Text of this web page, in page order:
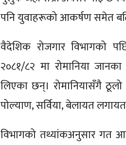
पनि युवाहरूको आकर्षण समेत
वैदेशिक रोजगार विभागको
२०८१/८२ मा रोमानिया
लिएका छन्। रोमानियासँगै ठूलो
पोल्याण, सर्विया, बेलायत
विभागको तथ्यांकअनुसार गत